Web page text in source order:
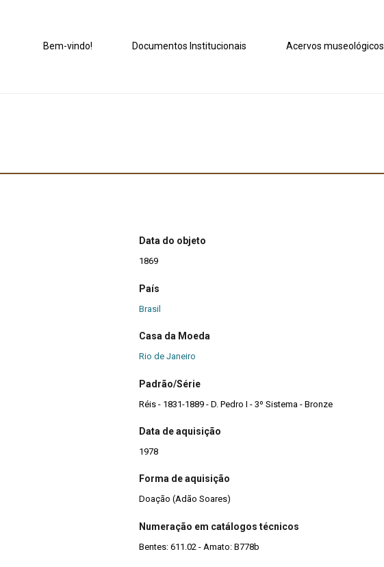
Bem-vindo! Documentos Institucionais Acervos museológicos
Data do objeto
1869
País
Brasil
Casa da Moeda
Rio de Janeiro
Padrão/Série
Réis - 1831-1889 - D. Pedro I - 3º Sistema - Bronze
Data de aquisição
1978
Forma de aquisição
Doação (Adão Soares)
Numeração em catálogos técnicos
Bentes: 611.02 - Amato: B778b